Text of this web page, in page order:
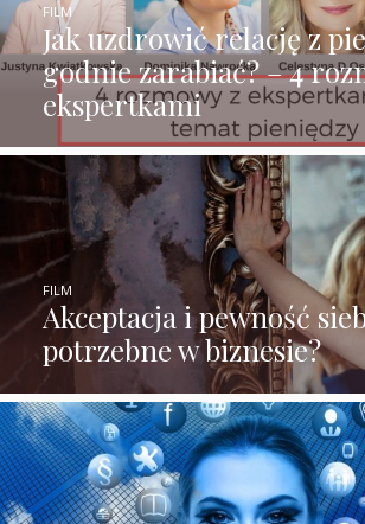
Jak uzdrowić relację z
godnie zarabiać? – 4
ekspertkami
FILM
Akceptacja i pewność
potrzebne w biznesie?
FILM